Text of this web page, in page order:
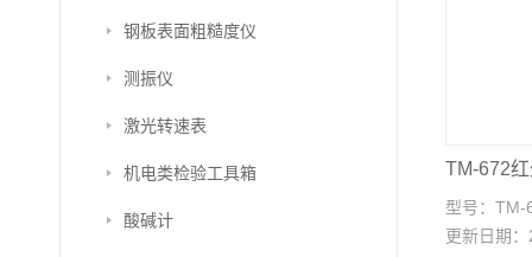
钢板表面粗糙度仪
测振仪
激光转速表
机电类检验工具箱
酸碱计
TM-672
型号： TM-
更新日期：